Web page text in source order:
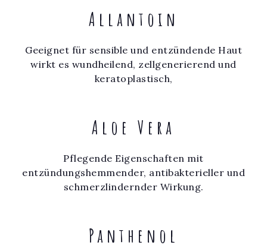
Allantoin
Geeignet für sensible und entzündende Haut
wirkt es wundheilend, zellgenerierend und
keratoplastisch,
Aloe Vera
Pflegende Eigenschaften mit
entzündungshemmender, antibakterieller und
schmerzlindernder Wirkung.
Panthenol